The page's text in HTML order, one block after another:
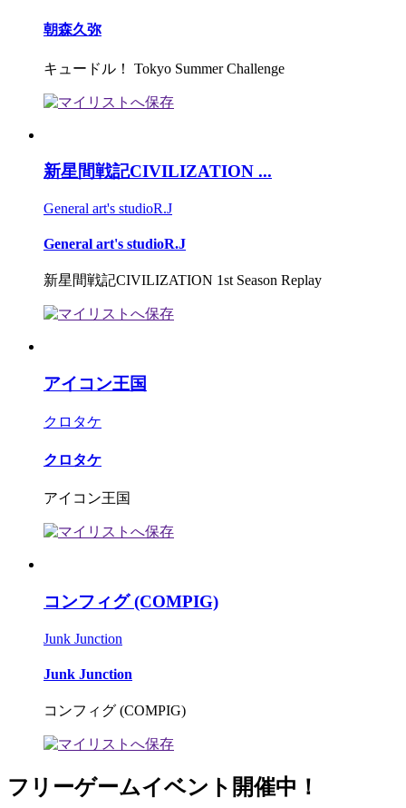
朝森久弥
キュードル！ Tokyo Summer Challenge
新星間戦記CIVILIZATION ...
General art's studioR.J
General art's studioR.J
新星間戦記CIVILIZATION 1st Season Replay
アイコン王国
クロタケ
クロタケ
アイコン王国
コンフィグ (COMPIG)
Junk Junction
Junk Junction
コンフィグ (COMPIG)
フリーゲームイベント開催中！